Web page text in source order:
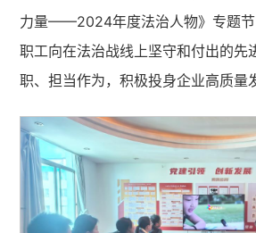
力量——2024年度法治人物》专题节
职工向在法治战线上坚守和付出的先
职、担当作为，积极投身企业高质量